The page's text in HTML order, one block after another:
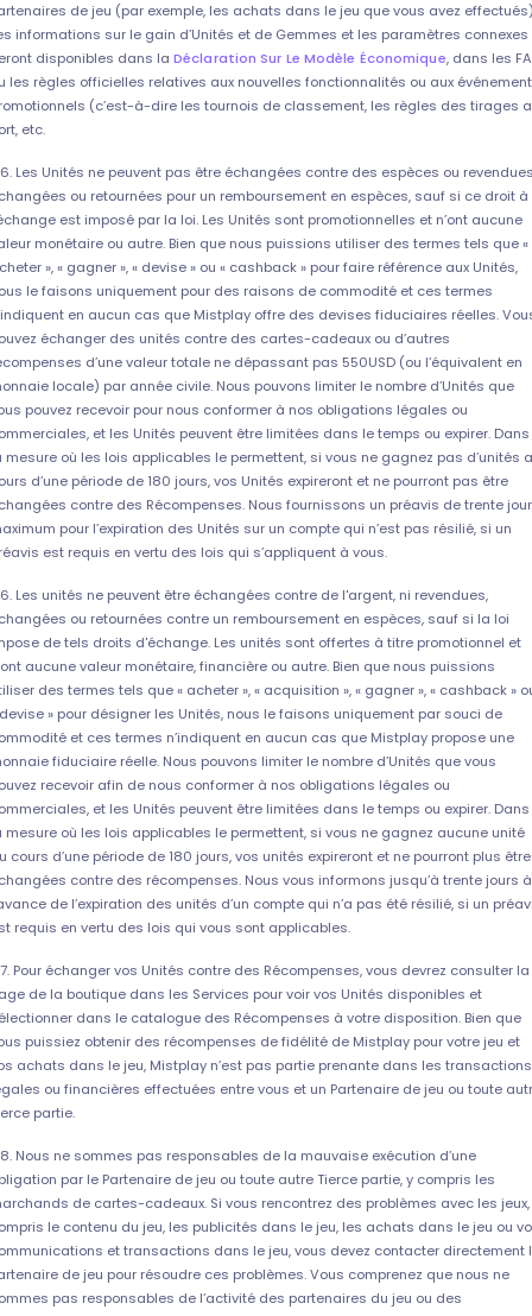
de jeu (par exemple, les achats dans le jeu que vous avez
informations sur le gain d’Unités et de Gemmes et les paramètres connexes
disponibles dans la Déclaration Sur Le Modèle Économique, dans les
les règles officielles relatives aux nouvelles fonctionnalités ou aux
(c’est-à-dire les tournois de classement, les règles des tirages
etc.
Les Unités ne peuvent pas être échangées contre des espèces ou
ou retournées pour un remboursement en espèces, sauf si ce droit à
est imposé par la loi. Les Unités sont promotionnelles et n’ont aucune
monétaire ou autre. Bien que nous puissions utiliser des termes tels que «
», « gagner », « devise » ou « cashback » pour faire référence aux Unités,
le faisons uniquement pour des raisons de commodité et ces termes
en aucun cas que Mistplay offre des devises fiduciaires réelles.
échanger des unités contre des cartes-cadeaux ou d’autres
d’une valeur totale ne dépassant pas 550USD (ou l’équivalent en
locale) par année civile. Nous pouvons limiter le nombre d’Unités que
pouvez recevoir pour nous conformer à nos obligations légales ou
et les Unités peuvent être limitées dans le temps ou expirer. Dans
mesure où les lois applicables le permettent, si vous ne gagnez pas d’unités
d’une période de 180 jours, vos Unités expireront et ne pourront pas être
contre des Récompenses. Nous fournissons un préavis de trente
pour l’expiration des Unités sur un compte qui n’est pas résilié, si un
est requis en vertu des lois qui s’appliquent à vous.
Les unités ne peuvent être échangées contre de l'argent, ni revendues,
ou retournées contre un remboursement en espèces, sauf si la loi
de tels droits d'échange. Les unités sont offertes à titre promotionnel et
aucune valeur monétaire, financière ou autre. Bien que nous puissions
des termes tels que « acheter », « acquisition », « gagner », « cashback »
» pour désigner les Unités, nous le faisons uniquement par souci de
et ces termes n’indiquent en aucun cas que Mistplay propose une
fiduciaire réelle. Nous pouvons limiter le nombre d’Unités que vous
recevoir afin de nous conformer à nos obligations légales ou
et les Unités peuvent être limitées dans le temps ou expirer. Dans
mesure où les lois applicables le permettent, si vous ne gagnez aucune unité
cours d’une période de 180 jours, vos unités expireront et ne pourront plus être
contre des récompenses. Nous vous informons jusqu’à trente jours à
de l’expiration des unités d’un compte qui n’a pas été résilié, si un
requis en vertu des lois qui vous sont applicables.
Pour échanger vos Unités contre des Récompenses, vous devrez consulter la
de la boutique dans les Services pour voir vos Unités disponibles et
dans le catalogue des Récompenses à votre disposition. Bien que
puissiez obtenir des récompenses de fidélité de Mistplay pour votre jeu et
achats dans le jeu, Mistplay n’est pas partie prenante dans les transactions
ou financières effectuées entre vous et un Partenaire de jeu ou toute
partie.
Nous ne sommes pas responsables de la mauvaise exécution d’une
par le Partenaire de jeu ou toute autre Tierce partie, y compris les
de cartes-cadeaux. Si vous rencontrez des problèmes avec les jeux,
le contenu du jeu, les publicités dans le jeu, les achats dans le jeu ou
et transactions dans le jeu, vous devez contacter directement
de jeu pour résoudre ces problèmes. Vous comprenez que nous ne
pas responsables de l’activité des partenaires du jeu ou des